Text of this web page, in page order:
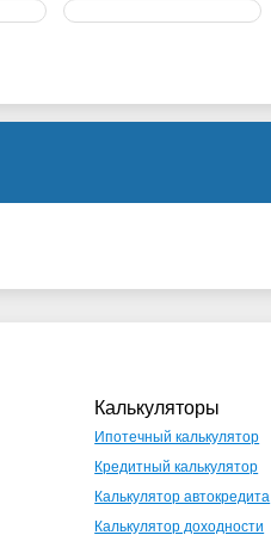
Калькуляторы
Ипотечный калькулятор
Кредитный калькулятор
Калькулятор автокредита
Калькулятор доходности